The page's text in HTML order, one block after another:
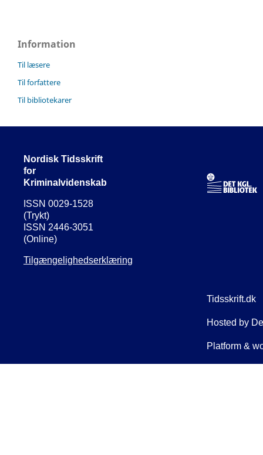
Information
Til læsere
Til forfattere
Til bibliotekarer
Nordisk Tidsskrift
for
Kriminalvidenskab
ISSN 0029-1528
(Trykt)
ISSN 2446-3051
(Online)
Tilgængelighedserklæring